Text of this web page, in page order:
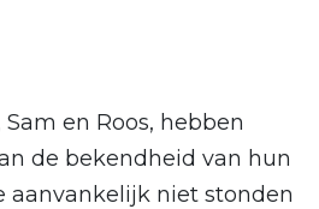
en Roos, hebben
de bekendheid van hun
aanvankelijk niet stonden